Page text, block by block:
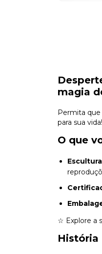
magia
Permita que
para sua vida!
O que
☆ Explore a
História